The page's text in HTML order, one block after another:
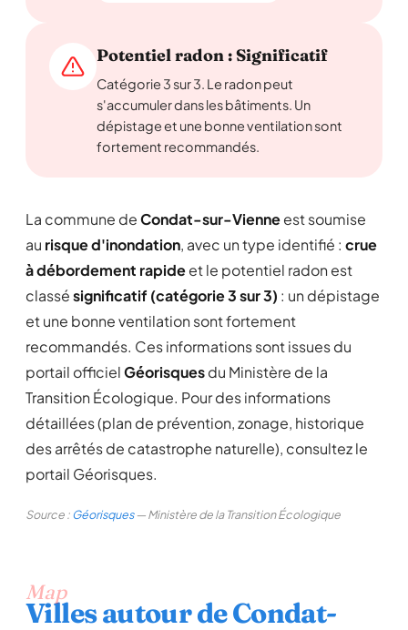
Potentiel radon : Significatif
Catégorie 3 sur 3. Le radon peut
s'accumuler dans les bâtiments. Un
dépistage et une bonne ventilation sont
fortement recommandés.
La commune deCondat-sur-Vienneest soumise
au risque d'inondation, avec un type identifié : crue
à débordement rapideet le potentiel radon est
classésignificatif (catégorie 3 sur 3) : un dépistage
et une bonne ventilation sont fortement
recommandés. Ces informations sont issues du
portail officielGéorisquesdu Ministère de la
Transition Écologique. Pour des informations
détaillées (plan de prévention, zonage, historique
des arrêtés de catastrophe naturelle), consultez le
portail Géorisques.
Source :Géorisques— Ministère de la Transition Écologique
Map
Villes autour de Condat-